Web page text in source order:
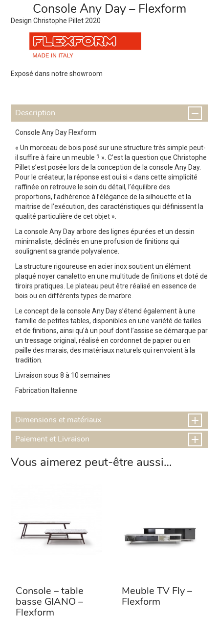
Console Any Day – Flexform
Design Christophe Pillet 2020
Exposé dans notre showroom
Description
Console Any Day Flexform
« Un morceau de bois posé sur une structure très simple peut-
il suffire à faire un meuble ? ». C’est la question que Christophe
Pillet s’est posée lors de la conception de la console Any Day.
Pour le créateur, la réponse est oui si « dans cette simplicité
raffinée on retrouve le soin du détail, l’équilibre des
proportions, l’adhérence à l’élégance de la silhouette et la
maitrise de l’exécution, des caractéristiques qui définissent la
qualité particulière de cet objet ».
La console Any Day arbore des lignes épurées et un dessin
minimaliste, déclinés en une profusion de finitions qui
soulignent sa grande polyvalence.
La structure rigoureuse en acier inox soutient un élément
plaqué noyer canaletto en une multitude de finitions et doté de
tiroirs pratiques. Le plateau peut être réalisé en essence de
bois ou en différents types de marbre.
Le concept de la console Any Day s’étend également à une
famille de petites tables, disponibles en une variété de tailles
et de finitions, ainsi qu’à un pouf dont l’assise se démarque par
un tressage original, réalisé en cordonnet de papier ou en
paille des marais, des matériaux naturels qui renvoient à la
tradition.
Livraison sous 8 à 10 semaines
Fabrication Italienne
Dimensions et matériaux
Paiement et Livraison
Vous aimerez peut-être aussi…
Console – table
basse GIANO –
Flexform
Meuble TV Fly –
Flexform